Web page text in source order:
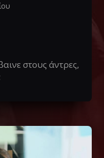
στους άντρες,